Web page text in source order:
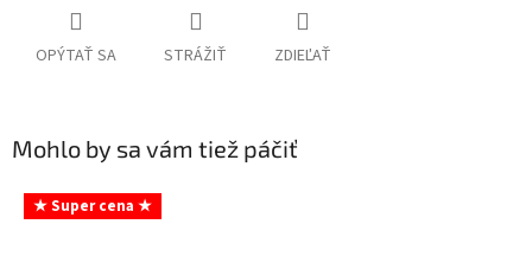
OPÝTAŤ SA STRÁŽIŤ ZDIEĽAŤ
Mohlo by sa vám tiež páčiť
★ Super cena ★